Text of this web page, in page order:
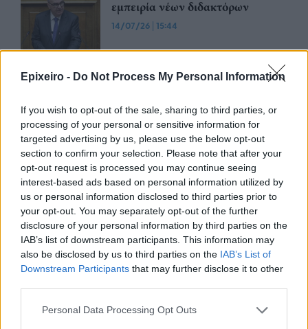
Epixeiro - Do Not Process My Personal Information
If you wish to opt-out of the sale, sharing to third parties, or
processing of your personal or sensitive information for
targeted advertising by us, please use the below opt-out
section to confirm your selection. Please note that after your
opt-out request is processed you may continue seeing
interest-based ads based on personal information utilized by
us or personal information disclosed to third parties prior to
your opt-out. You may separately opt-out of the further
disclosure of your personal information by third parties on the
IAB’s list of downstream participants. This information may
also be disclosed by us to third parties on the IAB’s List of
Downstream Participants that may further disclose it to other
Personal Data Processing Opt Outs
εμπειρία νέων διδακτόρων
14/07/26 | 15:44
ΕΣΠΑ: Πώς κινήθηκαν οι
Επιχειρηματικά» και «Παράγουμε
στην Ελλάδα»
10/07/26|13:02
Startup χρηματοδοτήσεις: Νέο
εργαλείο αποκαλύπτει πού
κατευθύνονται τα ευρωπαϊκά
κεφάλαια
03/07/26|11:53
«Ξεκινώ Επιχειρηματικά»:
Επιδότηση έως €36.000 για
πτυχιούχους
16/06/26|08:00